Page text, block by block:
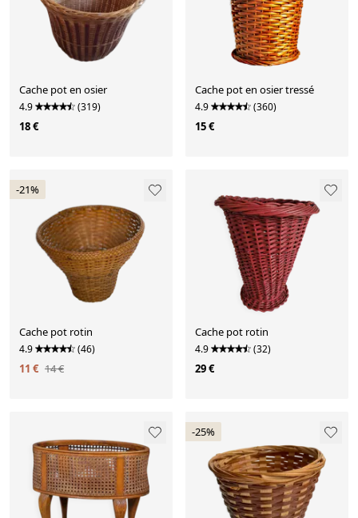
Cache pot en osier
4.9 (319)
18 €
Cache pot en osier tressé
4.9 (360)
15 €
-21%
Cache pot rotin
4.9 (46)
11 € 14 €
Cache pot rotin
4.9 (32)
29 €
-25%